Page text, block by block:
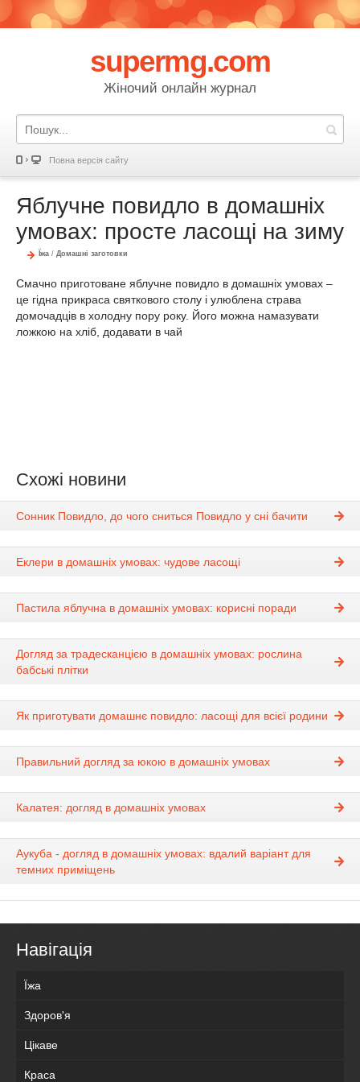
supermg.com
Жіночий онлайн журнал
Повна версія сайту
Яблучне повидло в домашніх
умовах: просте ласощі на зиму
Їжа / Домашні заготовки
Смачно приготоване яблучне повидло в домашніх умовах –
це гідна прикраса святкового столу і улюблена страва
домочадців в холодну пору року. Його можна намазувати
ложкою на хліб, додавати в чай
Схожі новини
Сонник Повидло, до чого сниться Повидло у сні бачити
Еклери в домашніх умовах: чудове ласощі
Пастила яблучна в домашніх умовах: корисні поради
Догляд за традесканцією в домашніх умовах: рослина
бабські плітки
Як приготувати домашнє повидло: ласощі для всієї родини
Правильний догляд за юкою в домашніх умовах
Калатея: догляд в домашніх умовах
Аукуба - догляд в домашніх умовах: вдалий варіант для
темних приміщень
Навігація
Їжа
Здоров'я
Цікаве
Краса